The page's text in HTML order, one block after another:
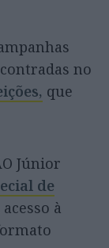
no
que
Júnior
de
à